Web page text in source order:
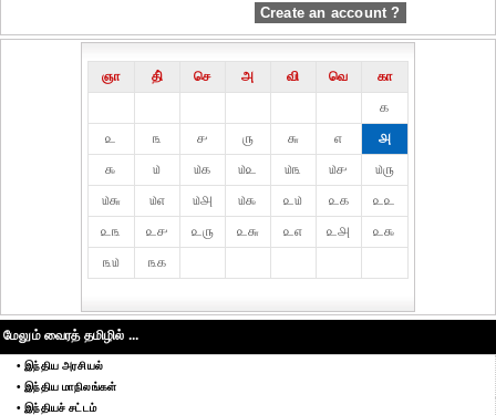
Create an account ?
ஞா தி் செ அ வி வெ
கா
௧
௨
௩ ௪ ௫ ௬ ௭
௮
௯
௰ ௰௧ ௰௨ ௰௩ ௰௪
௰௫
௰௬
௰௭ ௰௮ ௰௯ ௨௰ ௨௧
௨௨
௨௩
௨௪ ௨௫ ௨௬ ௨௭ ௨௮
௨௯
௩௰
௩௧
மேலும் வைரத் தமிழில் ...
• இந்திய அரசியல்
• இந்திய மாநிலங்கள்
• இந்தியச் சட்டம்